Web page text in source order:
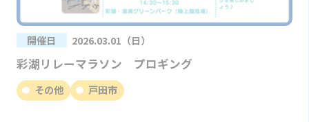
開催日 2026.03.01（日）
彩湖リレーマラソン プロギング
その他 戸田市